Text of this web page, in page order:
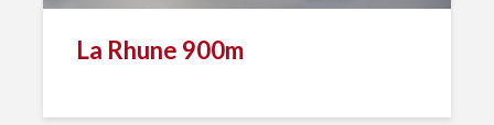
La Rhune 900m